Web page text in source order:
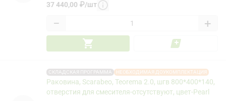
37 440,00 ₽/шт
− +
СКЛАДСКАЯ ПРОГРАММА НЕОБХОДИМАЯ ДОУКОМПЛЕКТАЦИЯ
Раковина, Scarabeo, Teorema 2.0, шгв 800*400*140,
отверстия для смесителя-отсутствуют, цвет-Pearl